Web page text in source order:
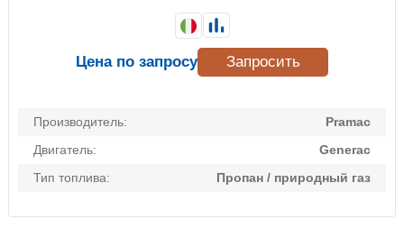
Производитель:
Pramac
Двигатель:
Generac
Тип топлива:
Пропан / природный газ
Цена по запросу Запросить